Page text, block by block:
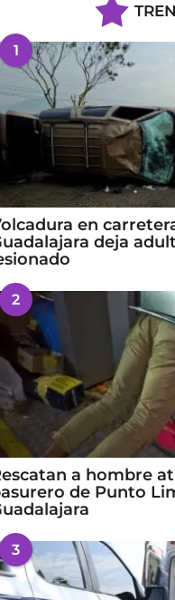
1
en
deja
2
a hombre
de Punto
3